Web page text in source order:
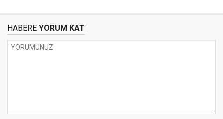
HABERE YORUM KAT